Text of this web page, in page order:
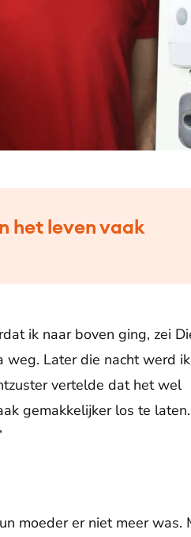
het leven vaak
ik naar boven ging, zei
weg. Later die nacht werd ik
vertelde dat het wel
gemakkelijker los te
moeder er niet meer was.